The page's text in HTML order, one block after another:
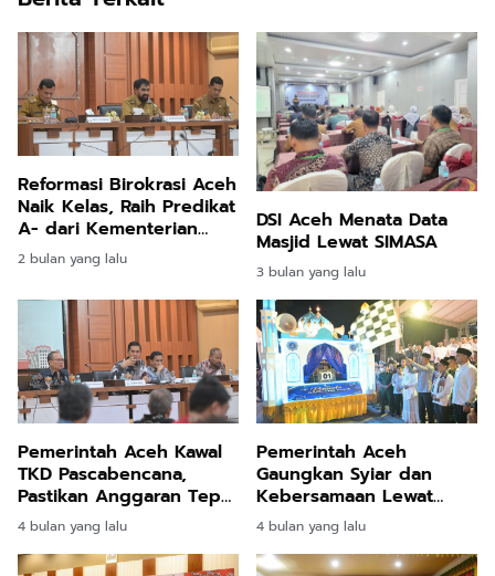
Reformasi Birokrasi Aceh
Naik Kelas, Raih Predikat
A- dari Kementerian
PANRB
2 bulan yang lalu
DSI Aceh Menata Data
Masjid Lewat SIMASA
3 bulan yang lalu
Pemerintah Aceh Kawal
TKD Pascabencana,
Pastikan Anggaran Tepat
Sasaran dan Berdampak
4 bulan yang lalu
Pemerintah Aceh
Gaungkan Syiar dan
Kebersamaan Lewat
Pawai Takbir Idul Fitri
4 bulan yang lalu